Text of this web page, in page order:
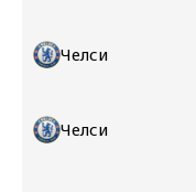
Челси
Челси